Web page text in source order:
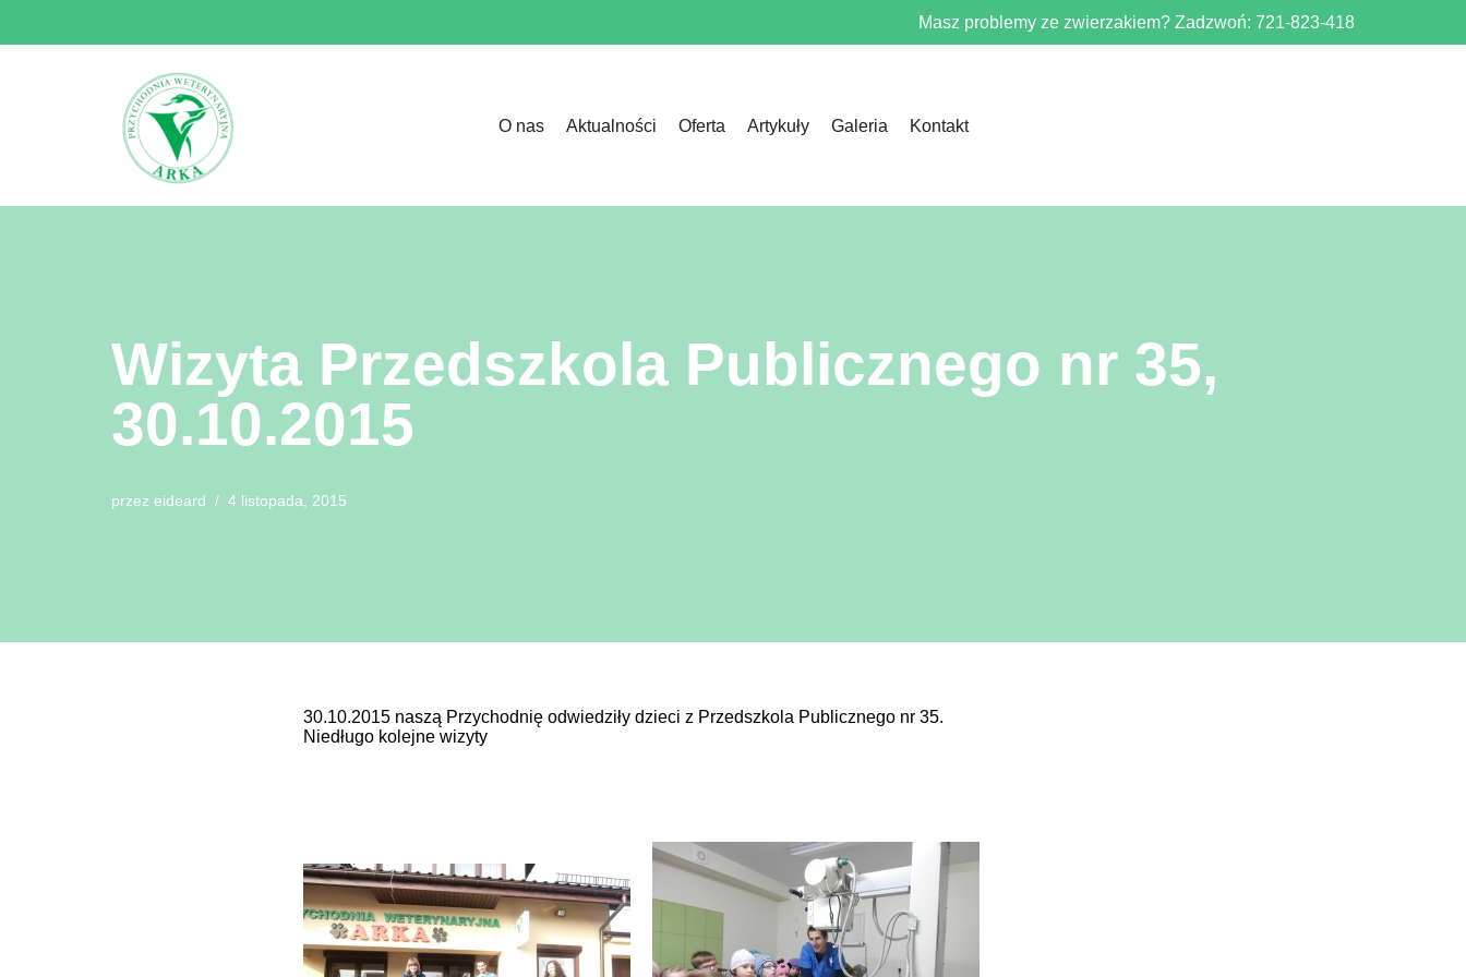
Masz problemy ze zwierzakiem? Zadzwoń: 721-823-418
O nas Aktualności Oferta Artykuły Galeria Kontakt
Wizyta Przedszkola Publicznego nr 35,
30.10.2015
przez eideard 4 listopada, 2015
30.10.2015 naszą Przychodnię odwiedziły dzieci z Przedszkola Publicznego nr 35.
Niedługo kolejne wizyty